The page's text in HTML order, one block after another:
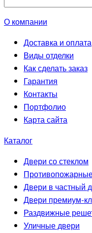
О компании
Доставка и оплата
Виды отделки
Как сделать заказ
Гарантия
Контакты
Портфолио
Карта сайта
Каталог
Двери со стеклом
Двери в частный
Двери премиум-
Раздвижные
Уличные двери